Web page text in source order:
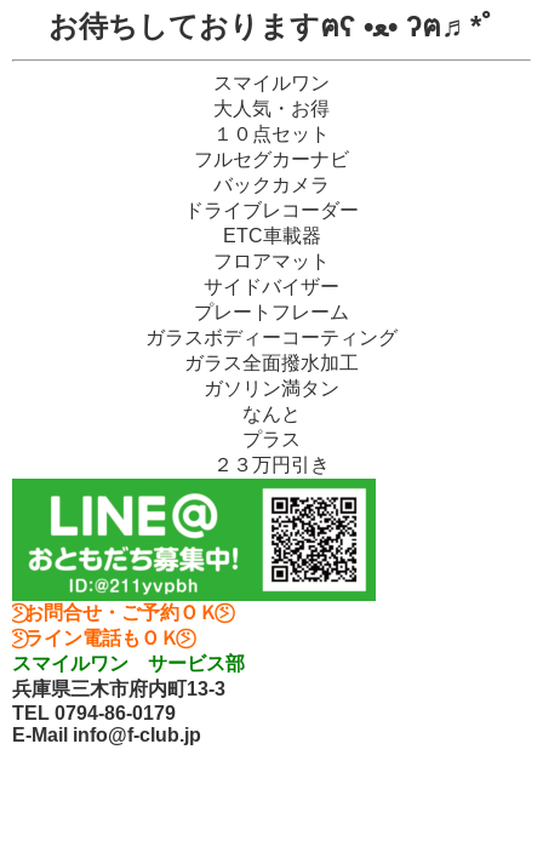
お待ちしておりますฅʕ •ﻌ• ʔฅ♬*ﾟ
スマイルワン
大人気・お得
１０点セット
フルセグカーナビ
バックカメラ
ドライブレコーダー
ETC車載器
フロアマット
サイドバイザー
プレートフレーム
ガラスボディーコーティング
ガラス全面撥水加工
ガソリン満タン
なんと
プラス
２３万円引き
⍩⃝お問合せ・ご予約ＯＫ⍩⃝
⍩⃝ライン電話もＯＫ⍩⃝
スマイルワン サービス部
兵庫県三木市府内町13-3
TEL 0794-86-0179
E-Mail info@f-club.jp